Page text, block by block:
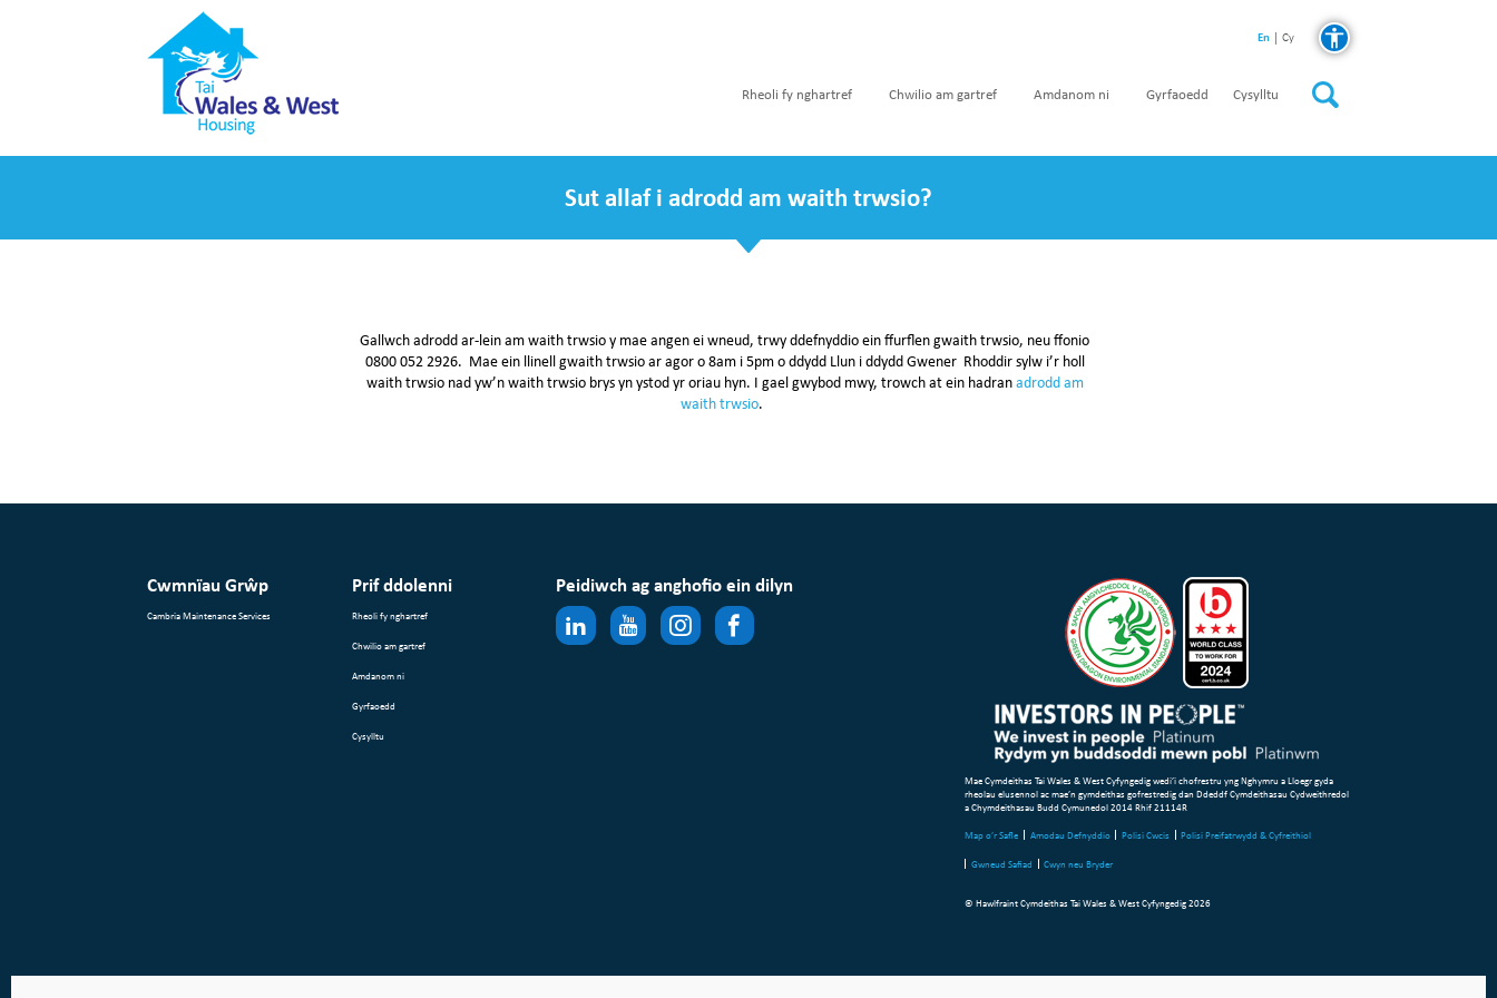
En Cy
Rheoli fy nghartref Chwilio am gartref Amdanom ni Gyrfaoedd Cysylltu
Sut allaf i adrodd am waith trwsio?
Gallwch adrodd ar-lein am waith trwsio y mae angen ei wneud, trwy ddefnyddio ein ffurflen gwaith trwsio, neu ffonio
0800 052 2926. Mae ein llinell gwaith trwsio ar agor o 8am i 5pm o ddydd Llun i ddydd Gwener ⁠ Rhoddir sylw i’r holl
waith trwsio nad yw’n waith trwsio brys yn ystod yr oriau hyn. I gael gwybod mwy, trowch at ein hadranadrodd am
waith trwsio.
Cwmnïau Grŵp
Cambria Maintenance Services
Prif ddolenni
Rheoli fy nghartref
Chwilio am gartref
Amdanom ni
Gyrfaoedd
Cysylltu
Peidiwch ag anghofio ein dilyn
Mae Cymdeithas Tai Wales & West Cyfyngedig wedi’i chofrestru yng Nghymru a Lloegr gyda
rheolau elusennol ac mae’n gymdeithas gofrestredig dan Ddeddf Cymdeithasau Cydweithredol
a Chymdeithasau Budd Cymunedol 2014 Rhif 21114R
Map o’r Safle Amodau Defnyddio Polisi Cwcis Polisi Preifatrwydd & Cyfreithiol
Gwneud Safiad Cwyn neu Bryder
© Hawlfraint Cymdeithas Tai Wales & West Cyfyngedig 2026